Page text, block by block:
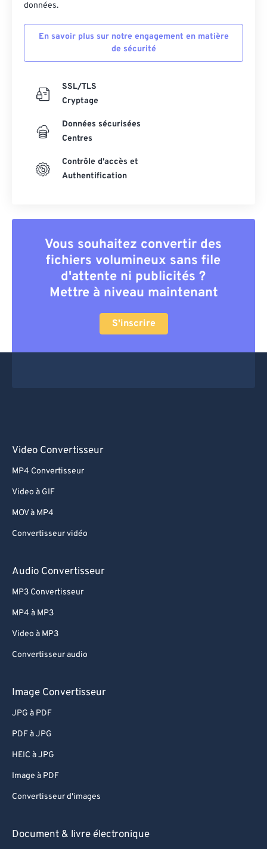
données.
En savoir plus sur notre engagement en matière
de sécurité
SSL/TLS
Cryptage
Données sécurisées
Centres
Contrôle d'accès et
Authentification
Vous souhaitez convertir des
fichiers volumineux sans file
d'attente ni publicités ?
Mettre à niveau maintenant
S'inscrire
Video Convertisseur
MP4 Convertisseur
Video à GIF
MOV à MP4
Convertisseur vidéo
Audio Convertisseur
MP3 Convertisseur
MP4 à MP3
Video à MP3
Convertisseur audio
Image Convertisseur
JPG à PDF
PDF à JPG
HEIC à JPG
Image à PDF
Convertisseur d'images
Document & livre électronique